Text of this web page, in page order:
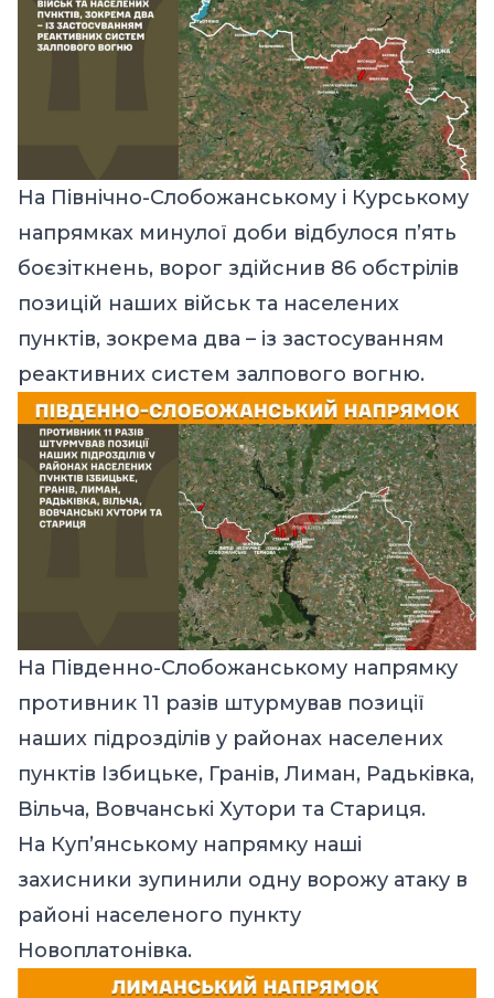
На Північно-Слобожанському і Курському
напрямках минулої доби відбулося п’ять
боєзіткнень, ворог здійснив 86 обстрілів
позицій наших військ та населених
пунктів, зокрема два – із застосуванням
реактивних систем залпового вогню.
На Південно-Слобожанському напрямку
противник 11 разів штурмував позиції
наших підрозділів у районах населених
пунктів Ізбицьке, Гранів, Лиман, Радьківка,
Вільча, Вовчанські Хутори та Стариця.
На Куп’янському напрямку наші
захисники зупинили одну ворожу атаку в
районі населеного пункту
Новоплатонівка.